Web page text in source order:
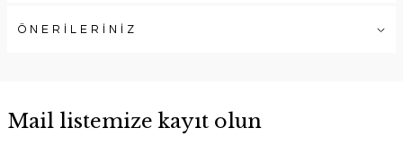
ÖNERİLERİNİZ
Mail listemize kayıt olun